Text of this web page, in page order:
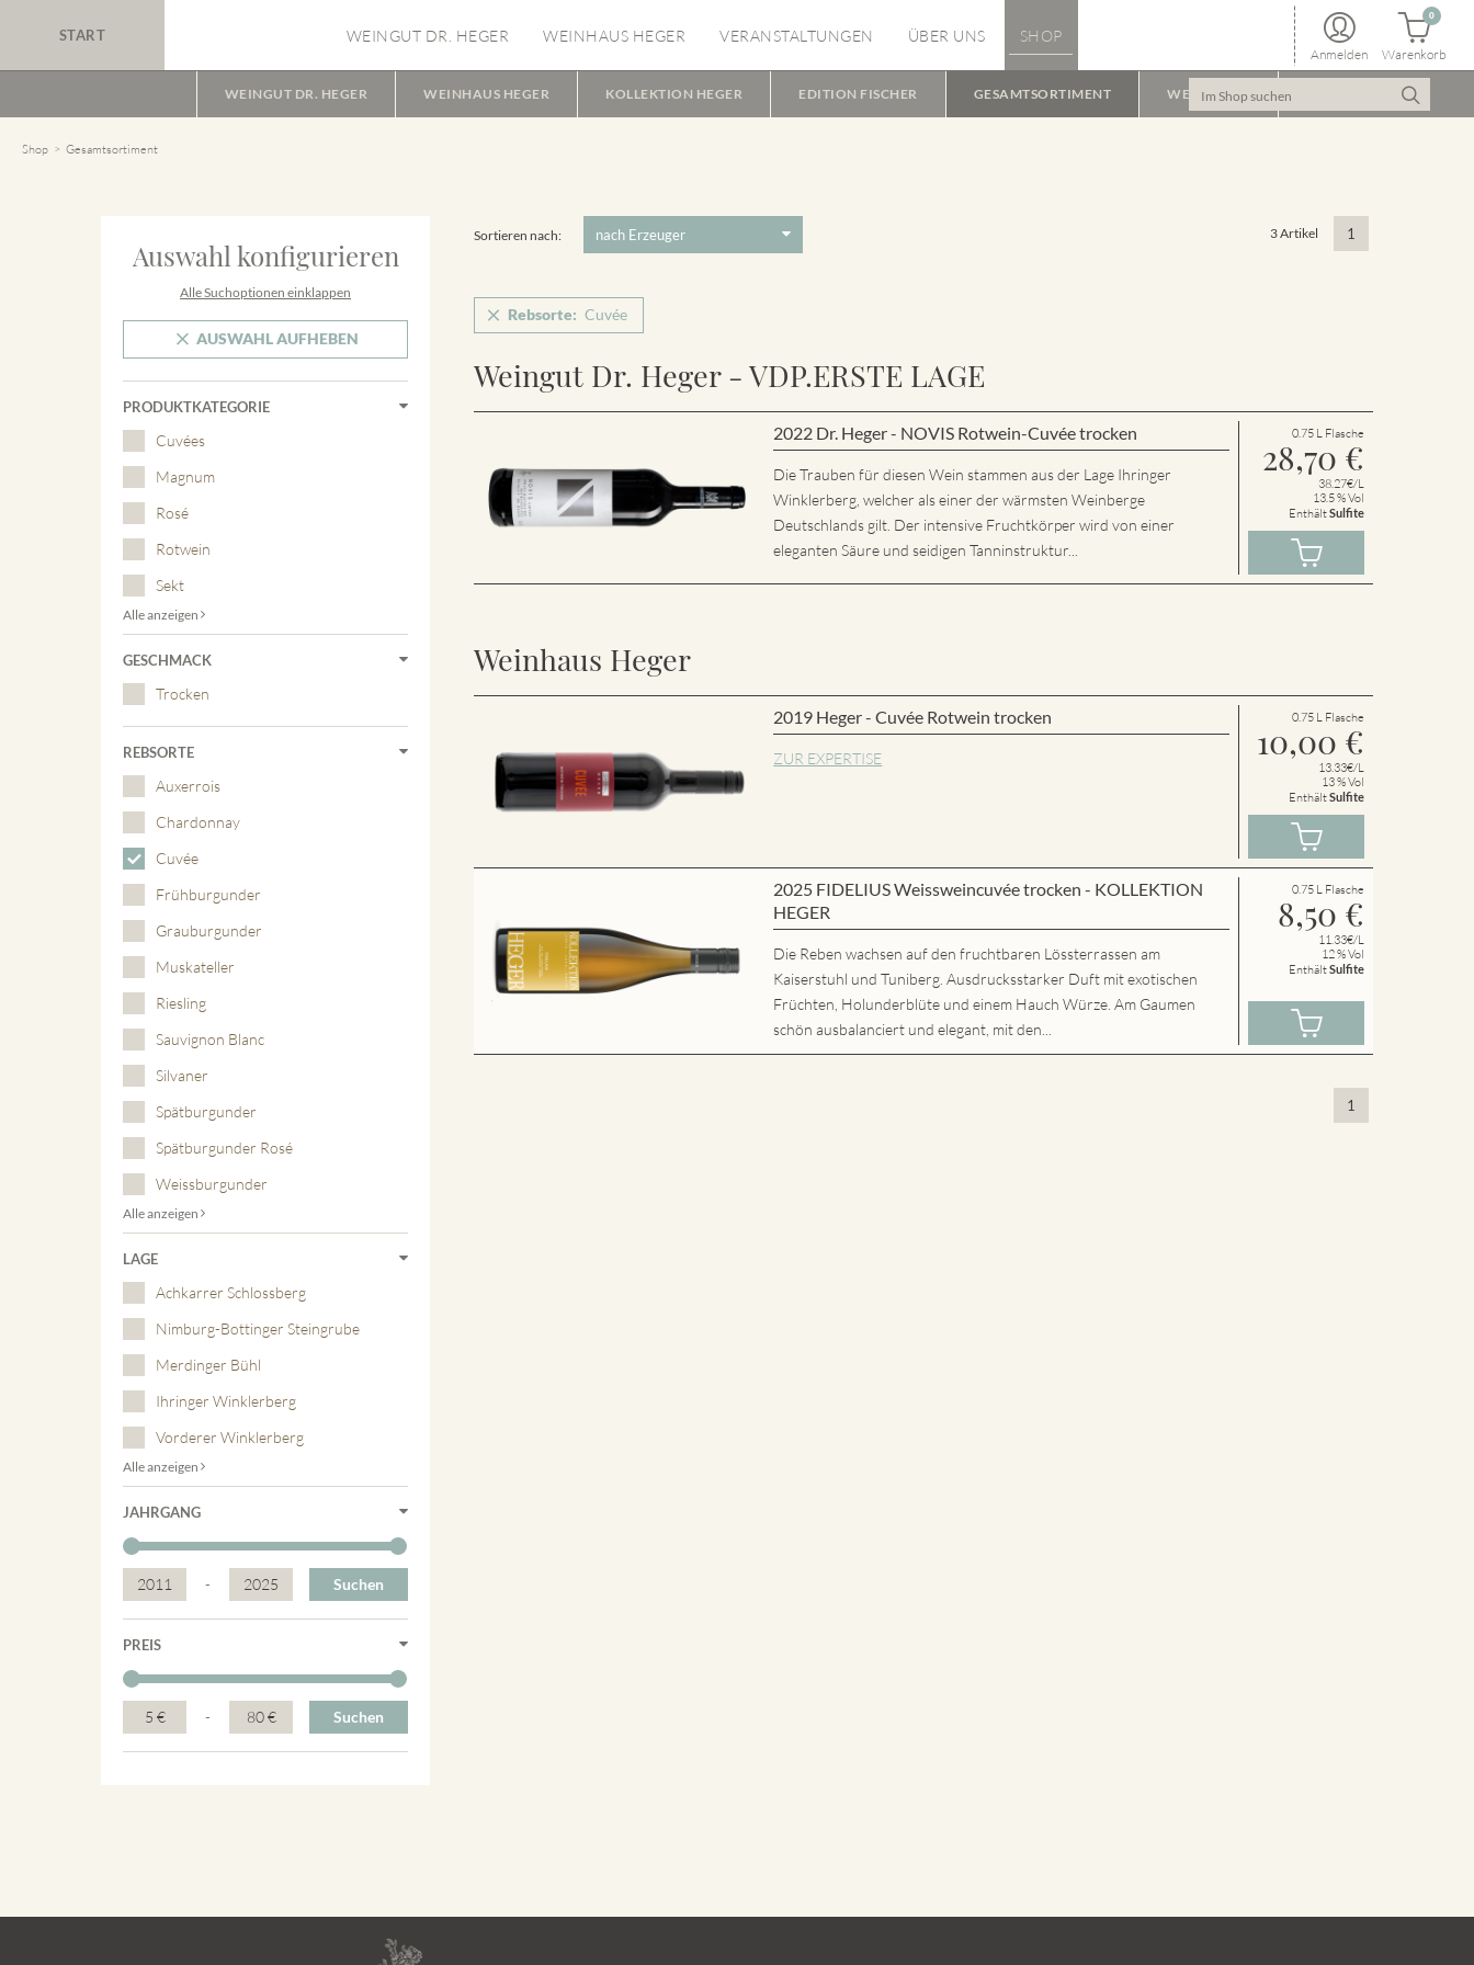
START WEINGUT DR. HEGER WEINHAUS HEGER VERANSTALTUNGEN ÜBER UNS SHOP
Anmelden Warenkorb
0
WEINGUT DR. HEGER WEINHAUS HEGER KOLLEKTION HEGER EDITION FISCHER GESAMTSORTIMENT WEINPAKET
Shop Gesamtsortiment
Auswahl konfigurieren
Alle Suchoptionen einklappen
AUSWAHL AUFHEBEN
PRODUKTKATEGORIE
Cuvées
Magnum
Rosé
Rotwein
Sekt
Alle anzeigen
GESCHMACK
Trocken
REBSORTE
Auxerrois
Chardonnay
Cuvée
Frühburgunder
Grauburgunder
Muskateller
Riesling
Sauvignon Blanc
Silvaner
Spätburgunder
Spätburgunder Rosé
Weissburgunder
Alle anzeigen
LAGE
Achkarrer Schlossberg
Nimburg-Bottinger Steingrube
Merdinger Bühl
Ihringer Winklerberg
Vorderer Winklerberg
Alle anzeigen
JAHRGANG
2011 - 2025 Suchen
PREIS
5 € - 80 € Suchen
Sortieren nach: 3 Artikel 1
Rebsorte: Cuvée
Weingut Dr. Heger - VDP.ERSTE LAGE
2022 Dr. Heger - NOVIS Rotwein-Cuvée trocken
Die Trauben für diesen Wein stammen aus der Lage Ihringer
Winklerberg, welcher als einer der wärmsten Weinberge
Deutschlands gilt. Der intensive Fruchtkörper wird von einer
eleganten Säure und seidigen Tanninstruktur...
0.75 L Flasche
28,70 €
38.27€/L
13.5 % Vol
EnthältSulfite
Weinhaus Heger
2019 Heger - Cuvée Rotwein trocken
ZUR EXPERTISE
0.75 L Flasche
10,00 €
13.33€/L
13 % Vol
EnthältSulfite
2025 FIDELIUS Weissweincuvée trocken - KOLLEKTION
HEGER
Die Reben wachsen auf den fruchtbaren Lössterrassen am
Kaiserstuhl und Tuniberg. Ausdrucksstarker Duft mit exotischen
Früchten, Holunderblüte und einem Hauch Würze. Am Gaumen
schön ausbalanciert und elegant, mit den...
0.75 L Flasche
8,50 €
11.33€/L
12 % Vol
EnthältSulfite
1